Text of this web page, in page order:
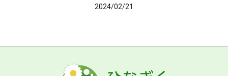
2024/02/21